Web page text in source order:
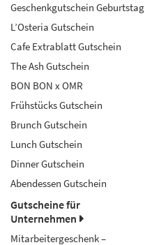
Geschenkgutschein Geburtstag
L’Osteria Gutschein
Cafe Extrablatt Gutschein
The Ash Gutschein
BON BON x OMR
Frühstücks Gutschein
Brunch Gutschein
Lunch Gutschein
Dinner Gutschein
Abendessen Gutschein
Gutscheine für
Unternehmen
Mitarbeitergeschenk –